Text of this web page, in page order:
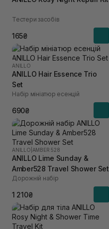
Тестери засобів
165₴
ANILLO
ANILLO Hair Essence Trio
Set
Набір мініатюр есенцій
690₴
ANILLO AMBER 528
ANILLO Lime Sunday &
Amber528 Travel Shower Set
Дорожній набір
1 210₴